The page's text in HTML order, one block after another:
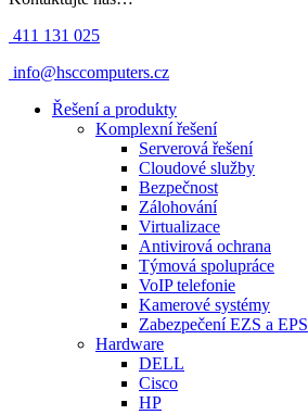
411 131 025
info@hsccomputers.cz
Řešení a produkty
Komplexní řešení
Serverová řešení
Cloudové služby
Bezpečnost
Zálohování
Virtualizace
Antivirová ochrana
Týmová spolupráce
VoIP telefonie
Kamerové systémy
Zabezpečení EZS a EPS
Hardware
DELL
Cisco
HP